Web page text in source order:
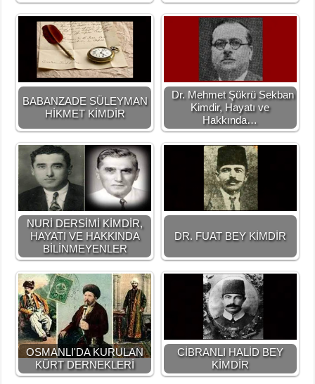
BABANZADE SÜLEYMAN
HİKMET KİMDİR
Dr. Mehmet Şükrü Sekban
Kimdir, Hayatı ve
Hakkında…
NURİ DERSİMİ KİMDİR,
HAYATI VE HAKKINDA
BİLİNMEYENLER
DR. FUAT BEY KİMDİR
OSMANLI'DA KURULAN
KÜRT DERNEKLERİ
CİBRANLI HALİD BEY
KİMDİR